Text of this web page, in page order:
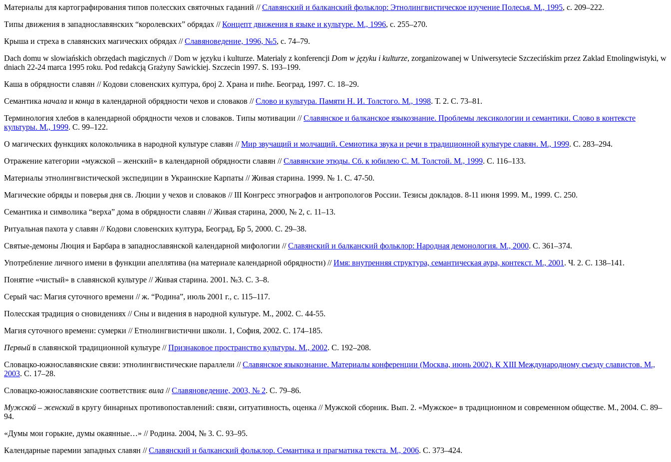
Материалы для картографирования типов полесских святочных гаданий //Славянский и балканский фольклор: Этнолингвистическое изучение Полесья. М., 1995, с. 209–222.
Типы движения в западнославянских “королевских” обрядах //Концепт движения в языке и культуре. М., 1996, с. 255–270.
Крыша и стреха в славянских магических обрядах //Славяноведение, 1996, №5, с. 74–79.
Dach domu w slowiańskich obrzędach magicznych // Dom w języku i kulturze. Materialy z konferencji Dom w języku i kulturze, zorganizowanej w Uniwersytecie Szczecińskim przez Zaklad Etnolingwistyki, w
dniach 22-24 marca 1995 roku. Pod redakcją Grażyny Sawickiej. Szczecin 1997. S. 193–199.
Каша в обрядности славян // Кодови словенских култура, броj 2. Храна и пиће. Београд, 1997. С. 18–29.
Семантика начала и конца в календарной обрядности чехов и словаков //Слово и культура. Памяти Н. И. Толстого. М., 1998. Т. 2. С. 73–81.
Терминология хлебов в календарной обрядности чехов и словаков. Типы мотивации //Славянское и балканское языкознание. Проблемы лексикологии и семантики. Слово в контексте
культуры. М., 1999. С. 99–122.
О магических функциях колокольчика в народной культуре славян //Мир звучащий и молчащий. Семиотика звука и речи в традиционной культуре славян. М., 1999. С. 283–294.
Отражение категории «мужской – женский» в календарной обрядности славян //Славянские этюды. Сб. к юбилею С. М. Толстой. М., 1999. С. 116–133.
Материалы этнолингвистической экспедиции в Украинские Карпаты // Живая старина. 1999. № 1. С. 47-50.
Магические обряды и поверья дня св. Люции у чехов и словаков // III Конгресс этнографов и антропологов России. Тезисы докладов. 8-11 июня 1999. М., 1999. С. 250.
Семантика и символика “верха” дома в обрядности славян // Живая старина, 2000, № 2, с. 11–13.
Ритуальная пахота у славян // Кодови словенских култура, Београд, Бр 5, 2000. С. 29–38.
Святые-демоны Люция и Барбара в западнославянской календарной мифологии //Славянский и балканский фольклор: Народная демонология. М., 2000. С. 361–374.
Употребление личного имени в функции апеллятива (на материале календарной обрядности) //Имя: внутренняя структура, семантическая аура, контекст. М., 2001 . Ч. 2. С. 138–141.
Понятие «чистый» в славянской культуре // Живая старина. 2001. №3. С. 3–8.
Серый час: Магия суточного времени // ж. “Родина”, июль 2001 г., с. 115–117.
Полесская традиция о сновидениях // Сны и видения в народной культуре. М., 2002. С. 44-55.
Магия суточного времени: сумерки // Етнолингвистични школи. 1, София, 2002. С. 174–185.
Первый в славянской традиционной культуре //Признаковое пространство культуры. М., 2002. С. 192–208.
Словацко-южнославянские связи: этнолингвистические параллели //Славянское языкознание. Материалы конференции (Москва, июнь 2002). К XIII Международному съезду славистов. М.,
2003. С. 17–28.
Словацко-южнославянские соответствия: вила //Славяноведение, 2003, № 2. С. 79–86.
Мужской – женский в кругу бинарных противопоставлений: связи, ситуативность, оценка // Мужской сборник. Вып. 2. «Мужское» в традиционном и современном обществе. М., 2004. С. 89–
94.
«Думы мои горькие, думы окаянные…» // Родина. 2004, № 3. С. 93–95.
Календарные паремии западных славян //Славянский и балканский фольклор. Семантика и прагматика текста. М., 2006. С. 373–424.